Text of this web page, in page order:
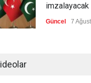
imzalayacak
Güncel 7